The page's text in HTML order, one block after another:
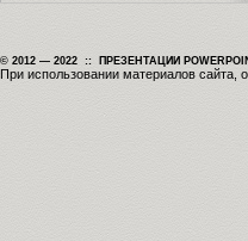
© 2012 — 2022 :: ПРЕЗЕНТАЦИИ
При использовании материалов сайта,